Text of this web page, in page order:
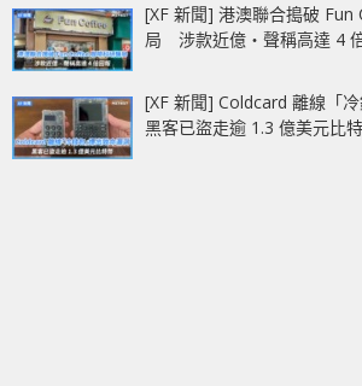
[XF 新聞] 港澳聯合搗破
局 涉款近億‧聲稱高達 4
[XF 新聞] Coldcard 離線「
黑客已盜走逾 1.3 億美元比